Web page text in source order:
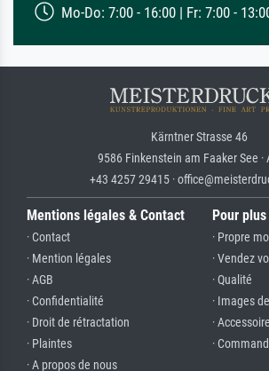
Mo-Do: 7:00 - 16:00 | Fr: 7:00 -
Kärntner Strasse 46
9586 Finkenstein am Faaker See ·
+43 4257 29415 ·
Mentions légales & Contact
· Contact
· Mention légales
· AGB
· Confidentialité
· Droit de rétractation
· Plaintes
· A propos de nous
Pour
· Propre
· Vendez
· Qualité
· Images
·
·